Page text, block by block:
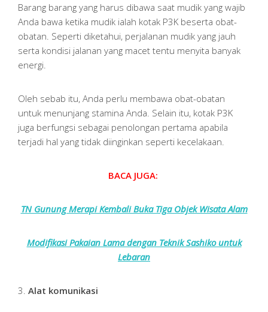
Barang barang yang harus dibawa saat mudik yang wajib
Anda bawa ketika mudik ialah kotak P3K beserta obat-
obatan. Seperti diketahui, perjalanan mudik yang jauh
serta kondisi jalanan yang macet tentu menyita banyak
energi.
Oleh sebab itu, Anda perlu membawa obat-obatan
untuk menunjang stamina Anda. Selain itu, kotak P3K
juga berfungsi sebagai penolongan pertama apabila
terjadi hal yang tidak diinginkan seperti kecelakaan.
BACA JUGA:
TN Gunung Merapi Kembali Buka Tiga Objek Wisata Alam
Modifikasi Pakaian Lama dengan Teknik Sashiko untuk
Lebaran
3. Alat komunikasi